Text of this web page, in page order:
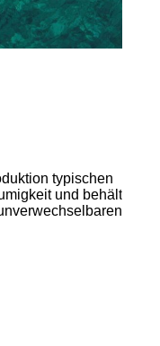
typischen
und behält